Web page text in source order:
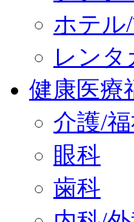
ホテル
レンタ
健康医療
介護/
眼科
歯科